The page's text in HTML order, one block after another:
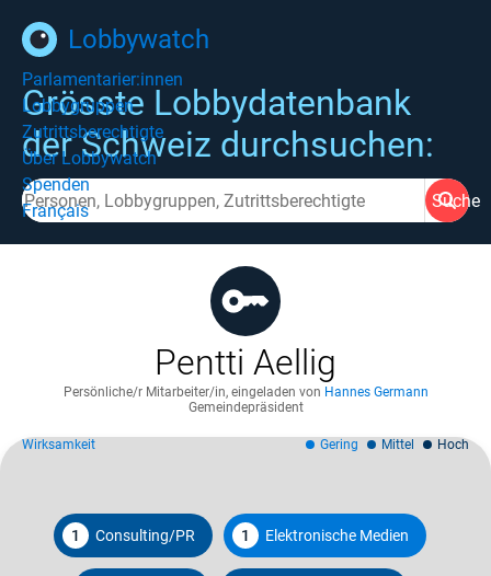
Lobbywatch
Parlamentarier:innen
Lobbygruppen
Zutrittsberechtigte
Über Lobbywatch
Spenden
Français
Grösste Lobbydatenbank
der Schweiz durchsuchen:
Suche
Pentti Aellig
Persönliche/r Mitarbeiter/in, eingeladen von Hannes Germann
Gemeindepräsident
1 Consulting/PR 1 Elektronische Medien
Wirksamkeit Gering Mittel Hoch